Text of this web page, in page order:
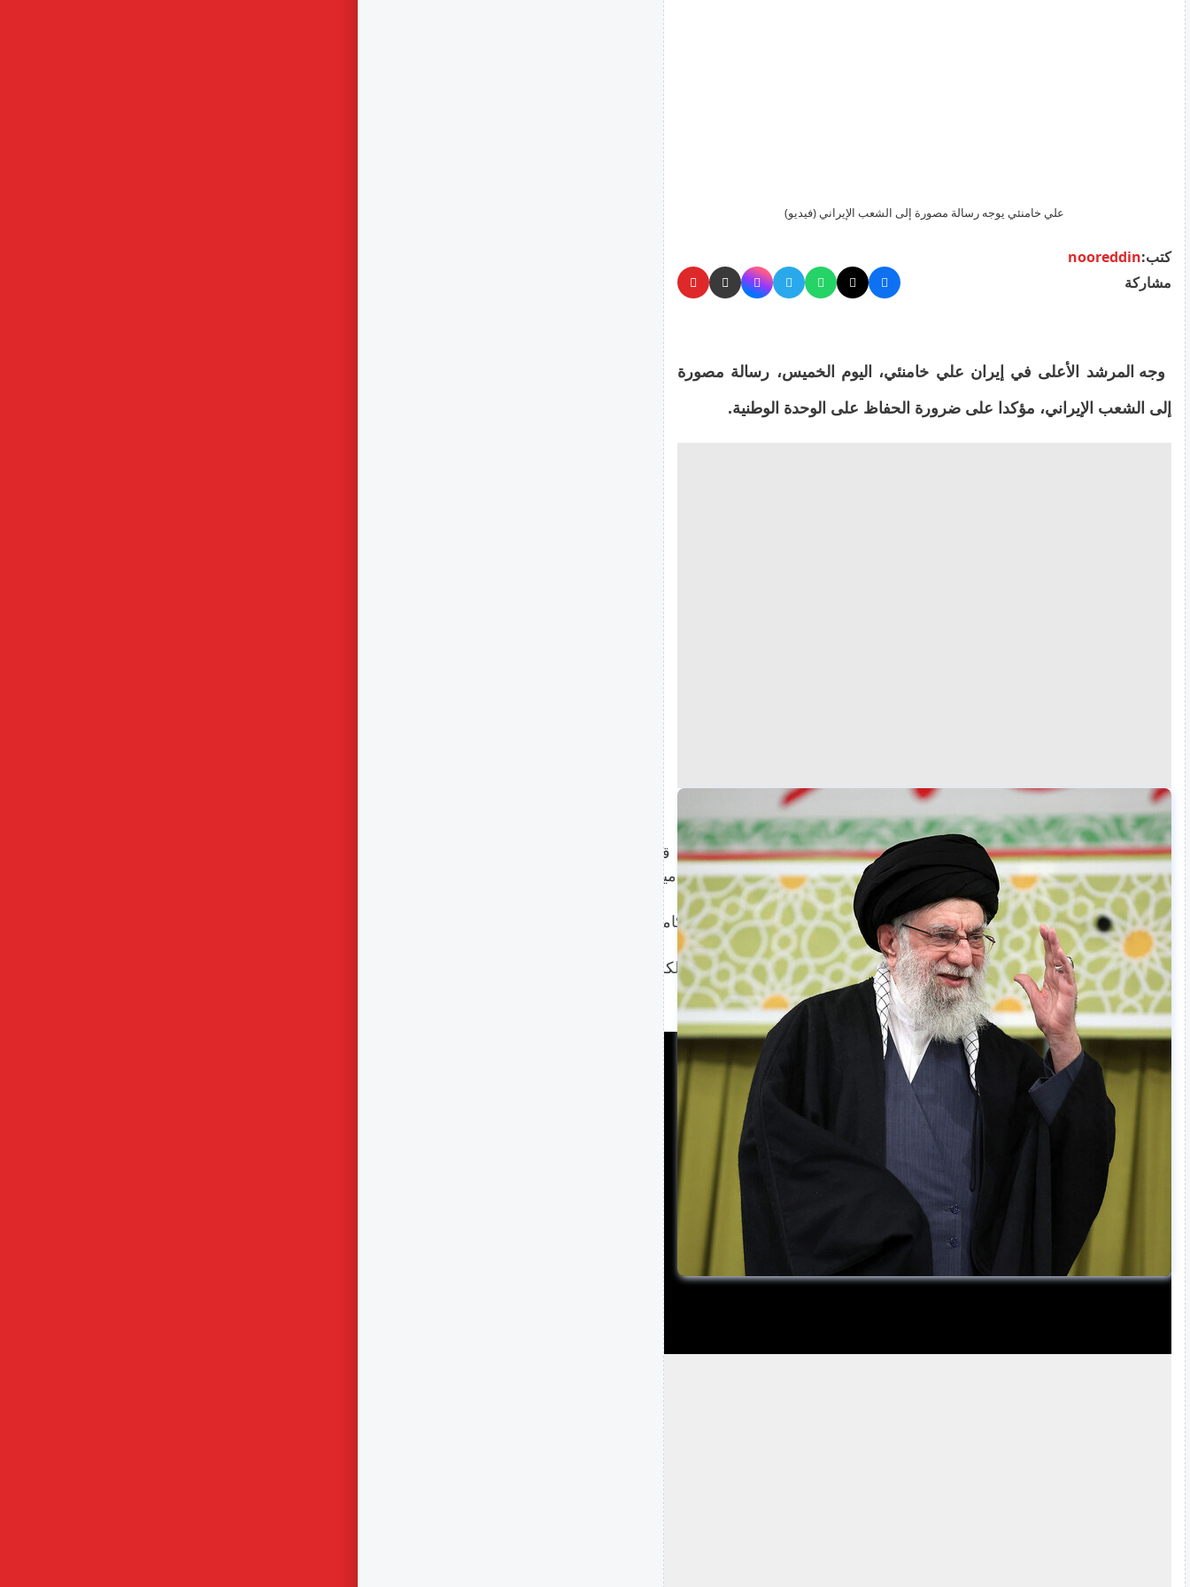
علي خامنئي يوجه رسالة مصورة إلى الشعب الإيراني (فيديو)
كتب:nooreddin
مشاركة
وجه المرشد الأعلى في إيران علي خامنئي، اليوم الخميس، رسالة مصورة
إلى الشعب الإيراني، مؤكدا على ضرورة الحفاظ على الوحدة الوطنية.
المرشد الأعلى الإيراني علي خامنئي / Gettyimages.ru
وقال خامنئي متوجها إلى الشعب الإيراني: "في يوم 11 فبراير من هذا العام قمتم بعمل
عظيم.. رفعتُم شأن إيران، وكما هو الحال دائما، عززتم قوة الجمهورية الإسلامية بدعمكم
لها، وأحبطتم الأعداء الذين خططوا لإجبار الشعب الإيراني على الاستسلام".
وأضاف خامنئي: "هذا التحرك العظيم يزيد من عزّة إيران وقوتها واستقلالها الكامل؛ فلنسع
جميعا للحفاظ على هذا الترابط والوحدة الوطنية الثمينة جدا".
وختم المرشد الأعلى قائلا: "أشكر جميع الشعب الإيراني وأقدّم تحياتي الحارة لكل فرد من
الحاضرين في هذا التجمع الضخم والمليوني في أنحاء البلاد".
بمناسبة الذكرى السابعة والأربعين لانتصار الثورة الإسلامية في جميع أنحاء محافظات
بمن فيهم الرئيس الايراني مسعود
كما حضر المسيرة في طهران اللواء عبد الرحيم موسوي، رئيس هيئة الأركان العامة
القوات المسلحة الإيرانية الذي قال خلال الفعالية إن "أعداء إيران سيصابون باليأس بسبب
وقبل ساعات من انطلاق المراسم الوطنية، تم على هامش المسيرة الشعبية عرض عدد
من صواريخ كروز، من بينها صواريخ "سومار" و"نور" و"قدير"، إلى جانب عدد من الصواريخ